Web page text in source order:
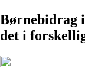
Børnebidrag
det i